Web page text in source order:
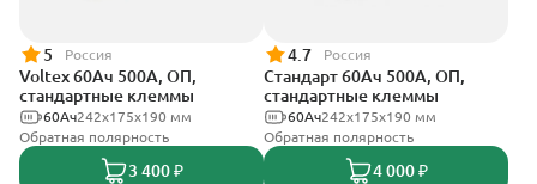
5 Россия
Voltex 60Ач 500А, ОП,
стандартные клеммы
242х175х190 мм
60Ач
Обратная полярность
3 400 ₽
4.7 Россия
Стандарт 60Ач 500А, ОП,
стандартные клеммы
242x175x190 мм
60Ач
Обратная полярность
4 000 ₽